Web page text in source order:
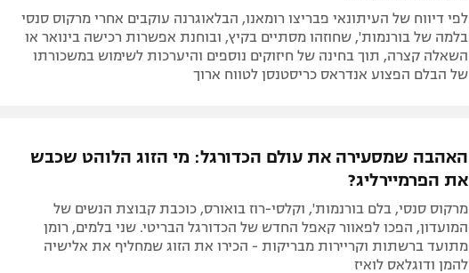
לפי דיווח של העיתונאי פבריצו רומאנו, הבלאוגרנה עוקבים אחרי מרקוס סנסי
בלמה של בורנמות', שחוזהו מסתיים בקיץ, ובוחנת אפשרות רכישה בינואר או
השאלה קצרה, תוך בחינה של חיזוקים נוספים והיערכות לשימוש במשכורתו
של הבלם הפצוע אנדראס כריסטנסן לטווח ארוך
האהבה שמסעירה את עולם הכדורגל: מי הזוג הלוהט שכבש
את הפרמיירליג?
מרקוס סנסי, בלם בורנמות', וקלסי-רוז בואורס, כוכבת קבוצת הנשים של
המועדון, הפכו לפאוור קאפל החדש של הכדורגל הבריטי. שני בלמים, רומן
מתועד ברשתות וקריירות מבריקות - הכירו את הזוג שמחליף את אלישיה
להמן ודוגלאס לואיז